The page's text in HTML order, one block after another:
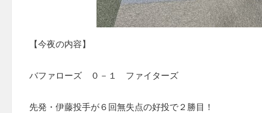
【今夜の内容】
バファローズ ０－１ ファイターズ
先発・伊藤投手が６回無失点の好投で２勝目！